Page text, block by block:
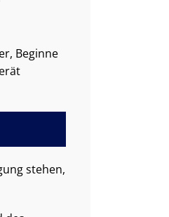
Beginne
stehen,